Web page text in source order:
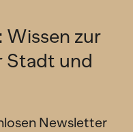
Wissen zur
Stadt und
Newsletter